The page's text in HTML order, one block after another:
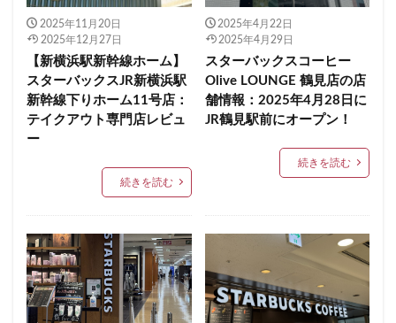
2025年11月20日
2025年12月27日
【新横浜駅新幹線ホーム】
スターバックスJR新横浜駅
新幹線下りホーム11号店：
テイクアウト専門店レビュ
ー
続きを読む
2025年4月22日
2025年4月29日
スターバックスコーヒー
Olive LOUNGE 鶴見店の店
舗情報：2025年4月28日に
JR鶴見駅前にオープン！
続きを読む
みなとみらい ゆめが丘ソラトス
ららぽーと ららぽーと富士見 ららテラス
ららテラス川口 アウトレット アトレ
アトレヴィ大塚 アトレ大森 アトレ川崎
アトレ新浦安 アピタテラス アリオ
アークヒルズ
イオンモール上尾 イオンモール与野
イオンモール羽生 イオンレイクタウン
イオン市川妙典 イオン板橋 イオン金沢八景
イクスピアリ イグジットメルサ
イタリアンベーカリー イトーヨーカドー イーアス